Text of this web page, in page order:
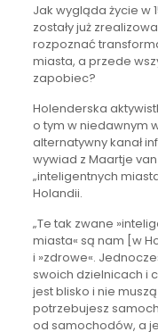
Jak wygląda życie w
zostały już
rozpoznać
miasta, a przede
zapobiec?
Holenderska
o tym w niedawnym
alternatywny kanał
wywiad z Maartje
„inteligentnych
Holandii.
„Te tak zwane
miasta« są nam [w
i »zdrowe«.
swoich dzielnicach i
jest blisko i nie
potrzebujesz
od samochodów, a